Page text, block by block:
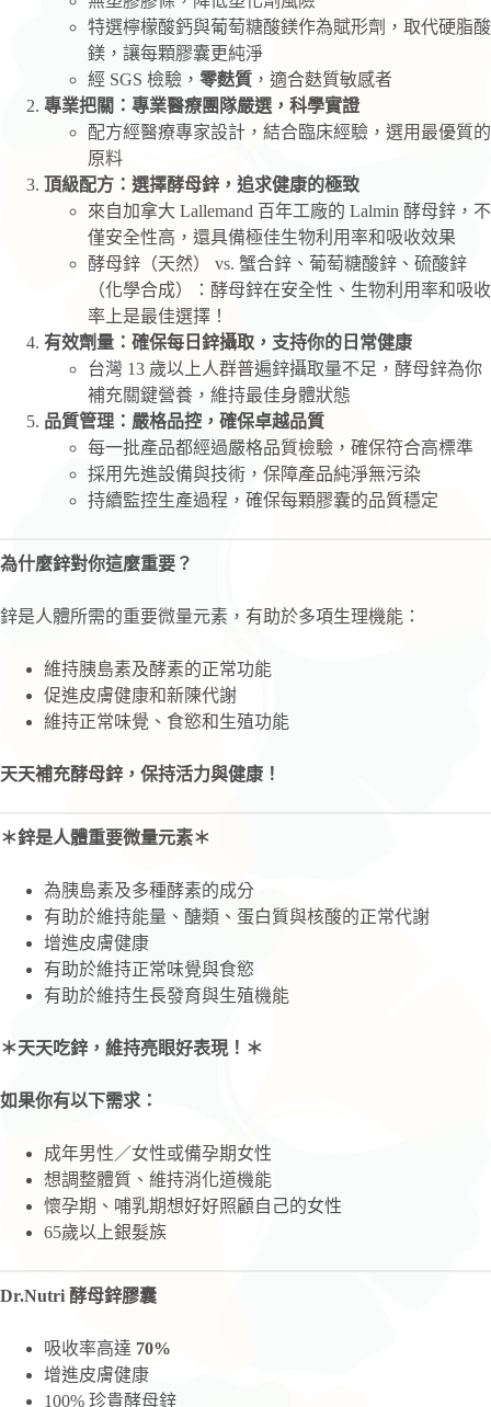
特選檸檬酸鈣與葡萄糖酸鎂作為賦形劑，取代硬脂酸
鎂，讓每顆膠囊更純淨
經 SGS 檢驗， 零麩質 ，適合麩質敏感者
專業把關：專業醫療團隊嚴選，科學實證
配方經醫療專家設計，結合臨床經驗，選用最優質的
原料
頂級配方：選擇酵母鋅，追求健康的極致
來自加拿大 Lallemand 百年工廠的 Lalmin 酵母鋅，不
僅安全性高，還具備極佳生物利用率和吸收效果
酵母鋅（天然） vs. 蟹合鋅、葡萄糖酸鋅、硫酸鋅
（化學合成）：酵母鋅在安全性、生物利用率和吸收
率上是最佳選擇！
有效劑量：確保每日鋅攝取，支持你的日常健康
台灣 13 歲以上人群普遍鋅攝取量不足，酵母鋅為你
補充關鍵營養，維持最佳身體狀態
品質管理：嚴格品控，確保卓越品質
每一批產品都經過嚴格品質檢驗，確保符合高標準
採用先進設備與技術，保障產品純淨無污染
持續監控生產過程，確保每顆膠囊的品質穩定
為什麼鋅對你這麼重要？
鋅是人體所需的重要微量元素，有助於多項生理機能：
維持胰島素及酵素的正常功能
促進皮膚健康和新陳代謝
維持正常味覺、食慾和生殖功能
天天補充酵母鋅，保持活力與健康！
＊鋅是人體重要微量元素＊
為胰島素及多種酵素的成分
有助於維持能量、醣類、蛋白質與核酸的正常代謝
增進皮膚健康
有助於維持正常味覺與食慾
有助於維持生長發育與生殖機能
＊天天吃鋅，維持亮眼好表現！＊
如果你有以下需求：
成年男性／女性或備孕期女性
想調整體質、維持消化道機能
懷孕期、哺乳期想好好照顧自己的女性
65歲以上銀髮族
Dr.Nutri 酵母鋅膠囊
吸收率高達 70%
增進皮膚健康
100% 珍貴酵母鋅